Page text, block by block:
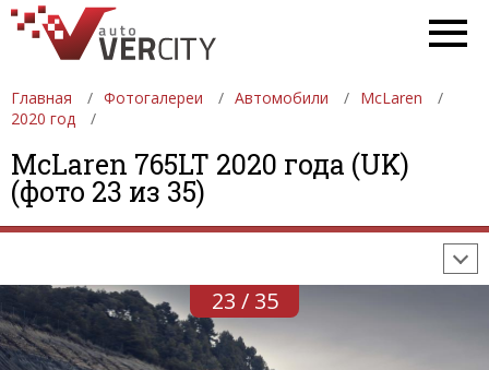
Главная Фотогалереи Автомобили
McLaren
2020 год
McLaren 765LT 2020 года (UK)
(фото 23 из 35)
ФОТОГАЛЕРЕИ АВТОМОБИЛИ
ДЕВУШКИ
АВТОСАЛОНЫ
ФОРМУЛА-1
23 / 35